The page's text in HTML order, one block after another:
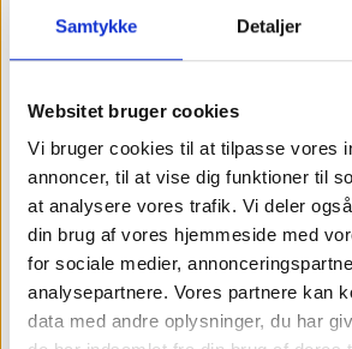
Samtykke Detaljer
Websitet bruger cookies
Vi bruger cookies til at tilpasse vores
annoncer, til at vise dig funktioner til
at analysere vores trafik. Vi deler
din brug af vores hjemmeside med
for sociale medier,
analysepartnere. Vores partnere kan
data med andre oplysninger, du har
Forskellen på
og Exit Rate
Exit Rate bliver registreret,
forlader en side.
Bounce rate måler derimod